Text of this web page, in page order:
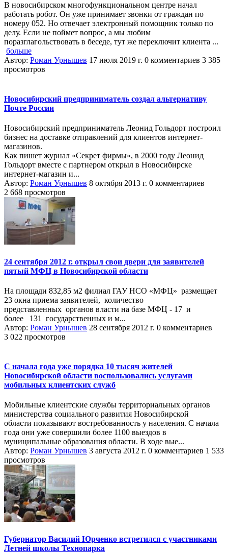
В новосибирском многофункциональном центре начал
работать робот. Он уже принимает звонки от граждан по
номеру 052. Но отвечает электронный помощник только по
делу. Если не поймет вопрос, а мы любим
поразглагольствовать в беседе, тут же переключит клиента ...
больше
Автор: Роман Урнышев 17 июля 2019 г. 0 комментариев 3 385
просмотров
Новосибирский предприниматель создал альтернативу
Почте России
Новосибирский предприниматель Леонид Гольдорт построил
бизнес на доставке отправлений для клиентов интернет-
магазинов.
Как пишет журнал «Секрет фирмы», в 2000 году Леонид
Гольдорт вместе с партнером открыл в Новосибирске
интернет-магазин и...
Автор: Роман Урнышев 8 октября 2013 г. 0 комментариев
2 668 просмотров
24 сентября 2012 г. открыл свои двери для заявителей
пятый МФЦ в Новосибирской области
На площади 832,85 м2 филиал ГАУ НСО «МФЦ» размещает
23 окна приема заявителей, количество
представленных органов власти на базе МФЦ - 17 и
более 131 государственных и м...
Автор: Роман Урнышев 28 сентября 2012 г. 0 комментариев
3 022 просмотров
С начала года уже порядка 10 тысяч жителей
Новосибирской области воспользовались услугами
мобильных клиентских служб
Мобильные клиентские службы территориальных органов
министерства социального развития Новосибирской
области показывают востребованность у населения. С начала
года они уже совершили более 1100 выездов в
муниципальные образования области. В ходе вые...
Автор: Роман Урнышев 3 августа 2012 г. 0 комментариев 1 533
просмотров
Губернатор Василий Юрченко встретился с участниками
Летней школы Технопарка